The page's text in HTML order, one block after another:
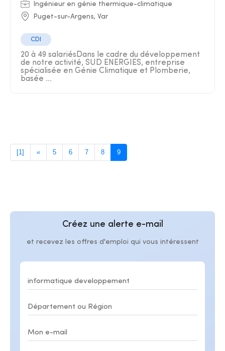
Ingénieur en génie thermique-climatique
Puget-sur-Argens, Var
CDI
20 à 49 salariésDans le cadre du développement
de notre activité, SUD ENERGIES, entreprise
spécialisée en Génie Climatique et Plomberie,
basée ...
[1] « 5 6 7 8 9
Créez une alerte e-mail
et recevez les offres d'emploi qui vous intéressent